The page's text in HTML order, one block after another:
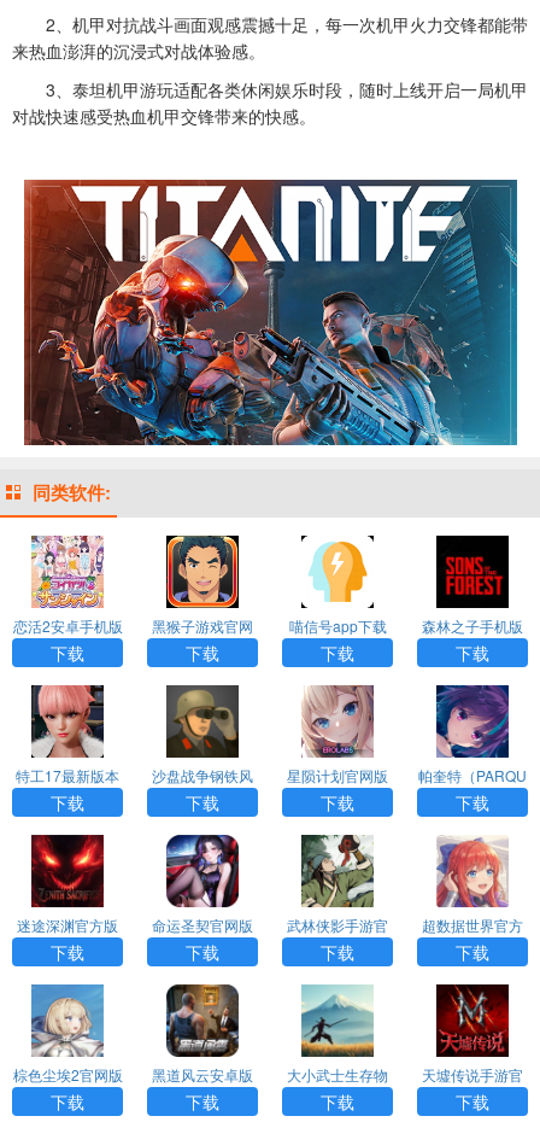
2、机甲对抗战斗画面观感震撼十足，每一次机甲火力交锋都能带
来热血澎湃的沉浸式对战体验感。
3、泰坦机甲游玩适配各类休闲娱乐时段，随时上线开启一局机甲
对战快速感受热血机甲交锋带来的快感。
同类软件:
恋活2安卓手机版
中文版
下载
黑猴子游戏官网
最新下载
下载
喵信号app下载
下载
森林之子手机版
下载
下载
特工17最新版本
24.8下载
下载
沙盘战争钢铁风
暴手游官方正版
下载
星陨计划官网版
下载
下载
帕奎特（PARQU
ET）手机汉化版
下载
迷途深渊官方版
下载手机版
下载
命运圣契官网版
下载手机版
下载
武林侠影手游官
网版下载
下载
超数据世界官方
下载
下载
棕色尘埃2官网版
最新版本下载
下载
黑道风云安卓版
免费下载
下载
大小武士生存物
语下载官方手游
下载
天墟传说手游官
网版下载
下载